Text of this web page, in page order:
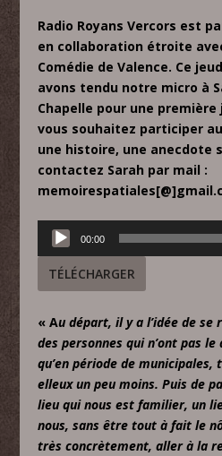
Radio Royans Vercors est
en collaboration étroite
Comédie de Valence. Ce
avons tendu notre micro à
Chapelle pour une
vous souhaitez participer
une histoire, une anecdote
contactez Sarah par mail :
Lecteur
audio
00:00
TÉLÉCHARGER
« Au départ, il y a l’idée de se
des personnes qui n’ont pas
qu’en période de
elleux un peu moins. Puis de
lieu qui nous est familier, un
nous, sans être tout à fait le
très concrètement, aller à la